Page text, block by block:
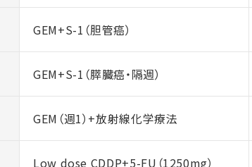
GEM+S-1（胆管癌）
GEM+S-1（膵臓癌・隔週）
GEM（週1）+放射線化学療法
Low dose CDDP+5-FU（1250mg）